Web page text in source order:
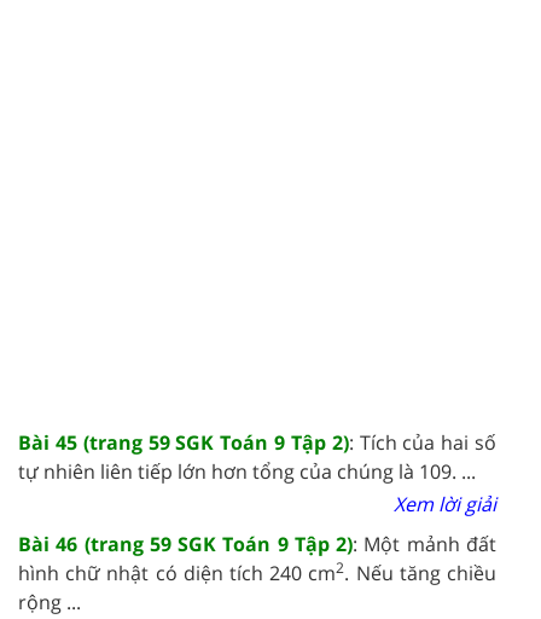
Bài 45 (trang 59 SGK Toán 9 Tập 2): Tích của hai số
tự nhiên liên tiếp lớn hơn tổng của chúng là 109. ...
Xem lời giải
Bài 46 (trang 59 SGK Toán 9 Tập 2): Một mảnh đất
hình chữ nhật có diện tích 240 cm2. Nếu tăng chiều
rộng ...